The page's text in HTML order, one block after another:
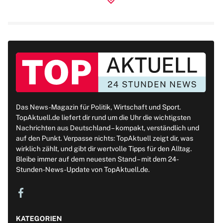
Das News-Magazin für Politik, Wirtschaft und Sport.
TopAktuell.de liefert dir rund um die Uhr die wichtigsten
Nachrichten aus Deutschland – kompakt, verständlich und
auf den Punkt. Verpasse nichts: TopAktuell zeigt dir, was
wirklich zählt, und gibt dir wertvolle Tipps für den Alltag.
Bleibe immer auf dem neuesten Stand – mit dem 24-
Stunden-News-Update von TopAktuell.de.
KATEGORIEN